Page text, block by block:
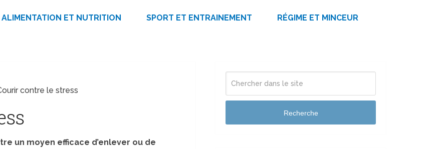
ALIMENTATION ET NUTRITION SPORT ET ENTRAINEMENT RÉGIME ET MINCEUR
contre le stress
un moyen efficace d’enlever ou de
Recherche